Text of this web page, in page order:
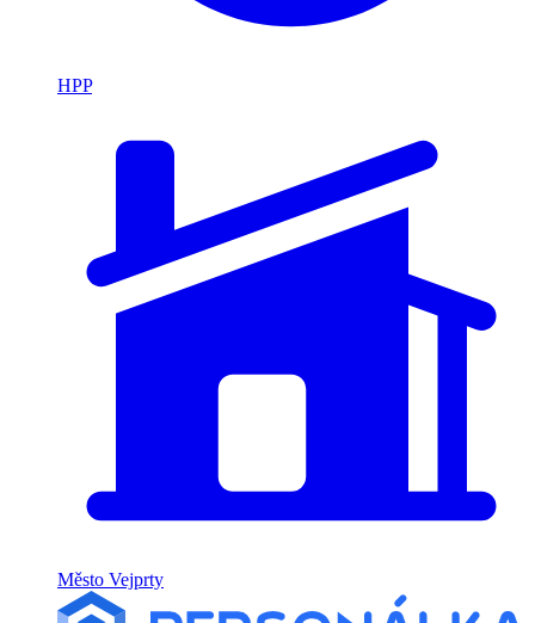
HPP
Město Vejprty